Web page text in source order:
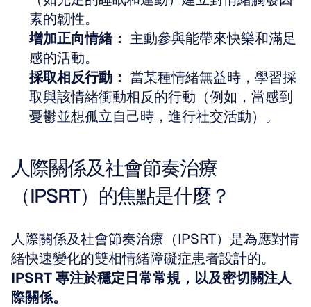
素的韌性。
增加正向情緒： 主動參與能帶來快樂和滿足
感的活動。
採取相反行動： 當某種情緒無益時，學習採
取與該情緒衝動相反的行動（例如，當感到
憂鬱並想孤立自己時，進行社交活動）。
人際關係及社會節奏治療
（IPSRT）的焦點是什麼？
人際關係及社會節奏治療（IPSRT）是為應對情
緒快速變化的雙相情緒障礙症患者設計的。
IPSRT 專注於穩定日常常規，以及密切關注人
際關係。